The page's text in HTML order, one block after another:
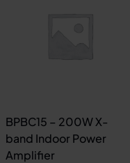
BPBC15 – 200W X-
band Indoor Power
Amplifier